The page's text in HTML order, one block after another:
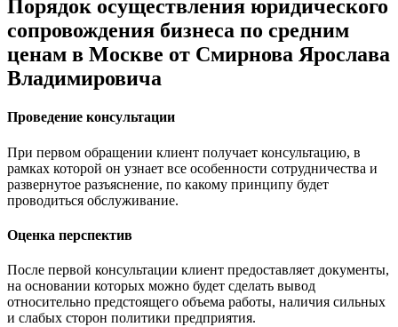
Порядок осуществления юридического
сопровождения бизнеса по средним
ценам в Москве от Смирнова Ярослава
Владимировича
Проведение консультации
При первом обращении клиент получает консультацию, в
рамках которой он узнает все особенности сотрудничества и
развернутое разъяснение, по какому принципу будет
проводиться обслуживание.
Оценка перспектив
После первой консультации клиент предоставляет документы,
на основании которых можно будет сделать вывод
относительно предстоящего объема работы, наличия сильных
и слабых сторон политики предприятия.